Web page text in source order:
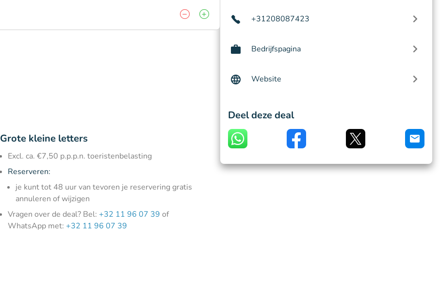
Grote kleine letters
Excl. ca. €7,50 p.p.p.n. toeristenbelasting
Reserveren:
je kunt tot 48 uur van tevoren je reservering gratis
annuleren of wijzigen
Vragen over de deal? Bel:+32 11 96 07 39 of
WhatsApp met:+32 11 96 07 39
+31208087423
Bedrijfspagina
Website
Deel deze deal